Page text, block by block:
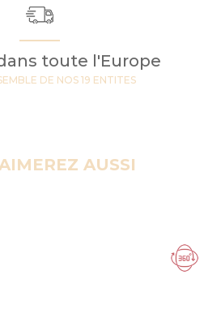
toute l'Europe
DE NOS 19 ENTITES
AUSSI